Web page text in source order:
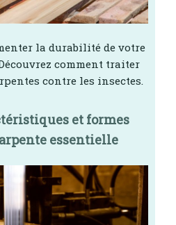
la durabilité de votre
comment traiter
contre les insectes.
et formes
essentielle